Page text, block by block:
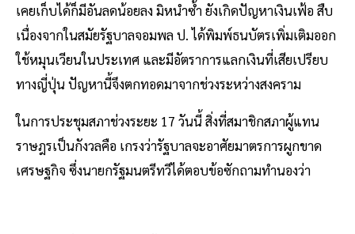
เคยเก็บได้ก็มีอันลดน้อยลง มิหนำซ้ำ ยังเกิดปัญหาเงินเฟ้อ สืบ
เนื่องจากในสมัยรัฐบาลจอมพล ป. ได้พิมพ์ธนบัตรเพิ่มเติมออก
ใช้หมุนเวียนในประเทศ และมีอัตราการแลกเงินที่เสียเปรียบ
ทางญี่ปุ่น ปัญหานี้จึงตกทอดมาจากช่วงระหว่างสงคราม
ในการประชุมสภาช่วงระยะ 17 วันนี้ สิ่งที่สมาชิกสภาผู้แทน
ราษฎรเป็นกังวลคือ เกรงว่ารัฐบาลจะอาศัยมาตรการผูกขาด
เศรษฐกิจ ซึ่งนายกรัฐมนตรีทวีได้ตอบข้อซักถามทำนองว่า